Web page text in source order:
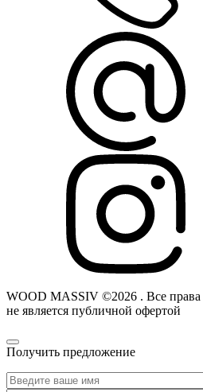
WOOD MASSIV ©2026 . Все
не является публичной офертой
Получить предложение